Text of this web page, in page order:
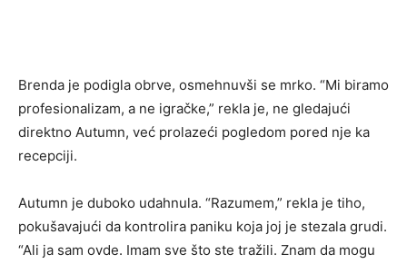
Brenda je podigla obrve, osmehnuvši se mrko. “Mi biramo
profesionalizam, a ne igračke,” rekla je, ne gledajući
direktno Autumn, već prolazeći pogledom pored nje ka
recepciji.
Autumn je duboko udahnula. “Razumem,” rekla je tiho,
pokušavajući da kontrolira paniku koja joj je stezala grudi.
“Ali ja sam ovde. Imam sve što ste tražili. Znam da mogu